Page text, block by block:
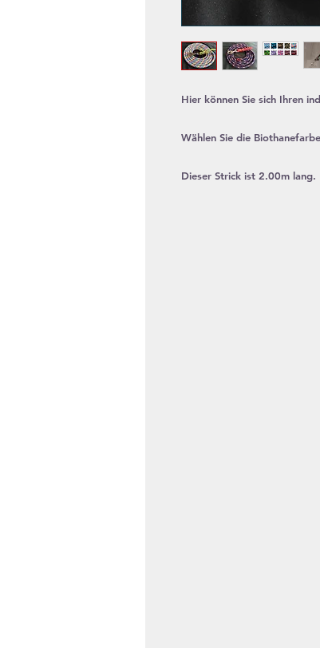
Hier können Sie sich Ihren
Wählen Sie die
Dieser Strick ist 2.00m lang.